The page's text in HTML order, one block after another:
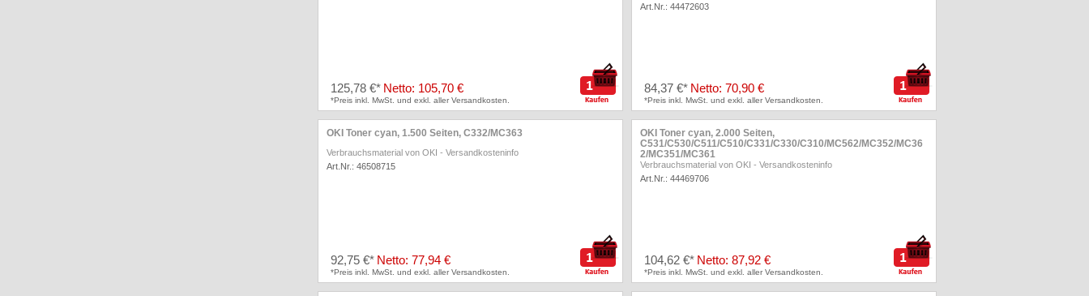
125,78 €* Netto: 105,70 €
*Preis inkl. MwSt. und exkl. aller Versandkosten.
84,37 €* Netto: 70,90 €
*Preis inkl. MwSt. und exkl. aller Versandkosten.
Art.Nr.: 44472603
92,75 €* Netto: 77,94 €
*Preis inkl. MwSt. und exkl. aller Versandkosten.
OKI Toner cyan, 1.500 Seiten, C332/MC363
Verbrauchsmaterial von OKI - Versandkosteninfo
Art.Nr.: 46508715
104,62 €* Netto: 87,92 €
*Preis inkl. MwSt. und exkl. aller Versandkosten.
OKI Toner cyan, 2.000 Seiten,
C531/C530/C511/C510/C331/C330/C310/MC562/MC352/MC36
2/MC351/MC361
Verbrauchsmaterial von OKI - Versandkosteninfo
Art.Nr.: 44469706